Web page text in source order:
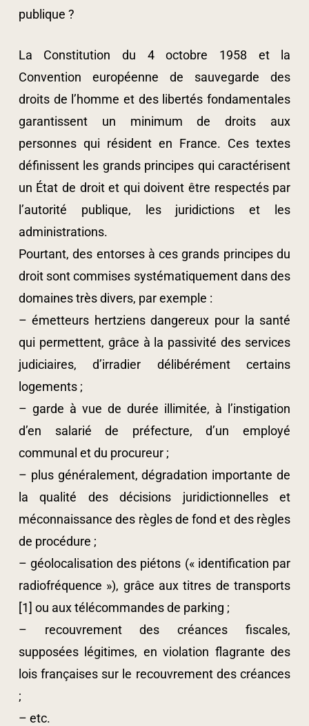
publique ?
La Constitution du 4 octobre 1958 et la
Convention européenne de sauvegarde des
droits de l’homme et des libertés fondamentales
garantissent un minimum de droits aux
personnes qui résident en France. Ces textes
définissent les grands principes qui caractérisent
un État de droit et qui doivent être respectés par
l’autorité publique, les juridictions et les
administrations.
Pourtant, des entorses à ces grands principes du
droit sont commises systématiquement dans des
domaines très divers, par exemple :
– émetteurs hertziens dangereux pour la santé
qui permettent, grâce à la passivité des services
judiciaires, d’irradier délibérément certains
logements ;
– garde à vue de durée illimitée, à l’instigation
d’en salarié de préfecture, d’un employé
communal et du procureur ;
– plus généralement, dégradation importante de
la qualité des décisions juridictionnelles et
méconnaissance des règles de fond et des règles
de procédure ;
– géolocalisation des piétons (« identification par
radiofréquence »), grâce aux titres de transports
[1] ou aux télécommandes de parking ;
– recouvrement des créances fiscales,
supposées légitimes, en violation flagrante des
lois françaises sur le recouvrement des créances
;
– etc.